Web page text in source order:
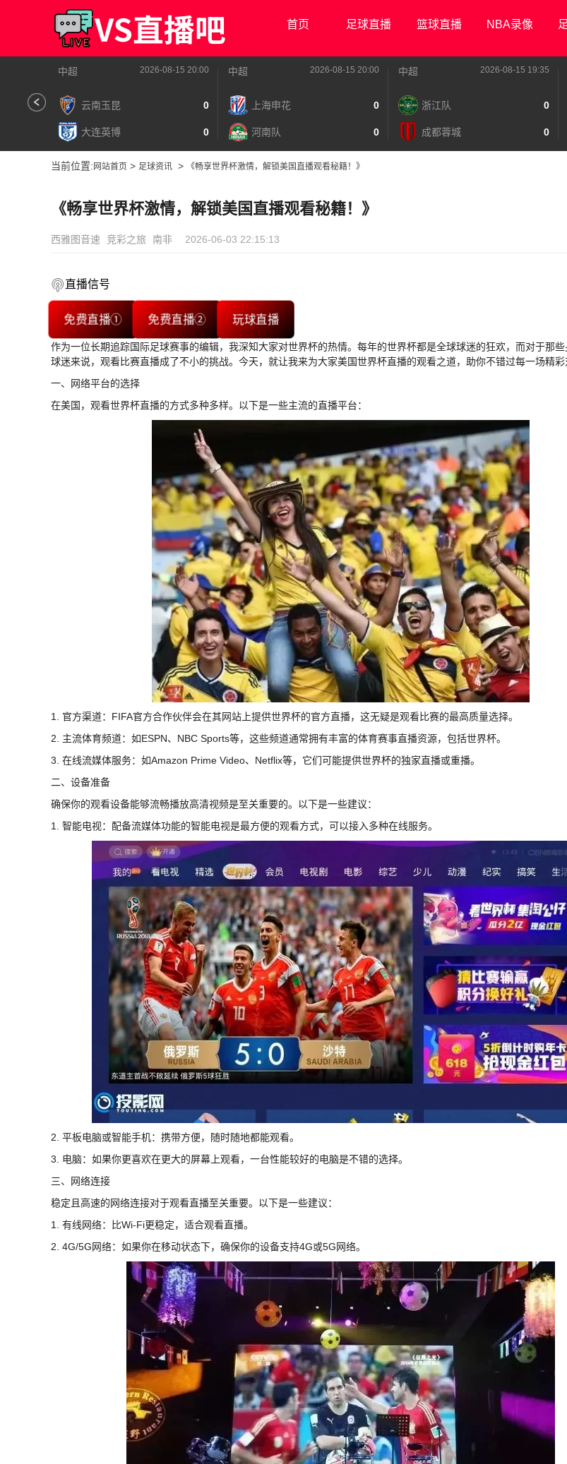
首页 足球直播 篮球直播 NBA录像
中超 2026-08-15 20:00
云南玉昆 0
大连英博 0
中超 2026-08-15 20:00
上海申花 0
河南队 0
中超 2026-08-15 19:35
浙江队 0
成都蓉城 0
当前位置: 网站首页 > 足球资讯 > 《畅享世界杯激情，解锁美国直播观看秘籍！》
《畅享世界杯激情，解锁美国直播观看秘籍！》
西雅图音速 竞彩之旅 南非 2026-06-03 22:15:13
直播信号
免费直播① 免费直播② 玩球直播
作为一位长期追踪国际足球赛事的编辑，我深知大家对世界杯的热情。每年的世界杯都是全球球迷的狂欢，而对于那
球迷来说，观看比赛直播成了不小的挑战。今天，就让我来为大家美国世界杯直播的观看之道，助你不错过每一场精彩
一、网络平台的选择
在美国，观看世界杯直播的方式多种多样。以下是一些主流的直播平台：
1. 官方渠道：FIFA官方合作伙伴会在其网站上提供世界杯的官方直播，这无疑是观看比赛的最高质量选择。
2. 主流体育频道：如ESPN、NBC Sports等，这些频道通常拥有丰富的体育赛事直播资源，包括世界杯。
3. 在线流媒体服务：如Amazon Prime Video、Netflix等，它们可能提供世界杯的独家直播或重播。
二、设备准备
确保你的观看设备能够流畅播放高清视频是至关重要的。以下是一些建议：
1. 智能电视：配备流媒体功能的智能电视是最方便的观看方式，可以接入多种在线服务。
2. 平板电脑或智能手机：携带方便，随时随地都能观看。
3. 电脑：如果你更喜欢在更大的屏幕上观看，一台性能较好的电脑是不错的选择。
三、网络连接
稳定且高速的网络连接对于观看直播至关重要。以下是一些建议：
1. 有线网络：比Wi-Fi更稳定，适合观看直播。
2. 4G/5G网络：如果你在移动状态下，确保你的设备支持4G或5G网络。